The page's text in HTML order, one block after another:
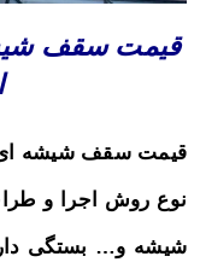
قیمت سقف
قیمت سقف شیشه ای
نوع روش اجرا و
شیشه و… بستگی